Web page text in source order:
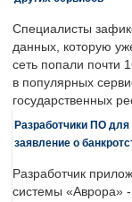
Специалисты
данных, которую
сеть попали почти
в популярных
государственных
Разработчики ПО
заявление о
Разработчик
системы «Аврора»